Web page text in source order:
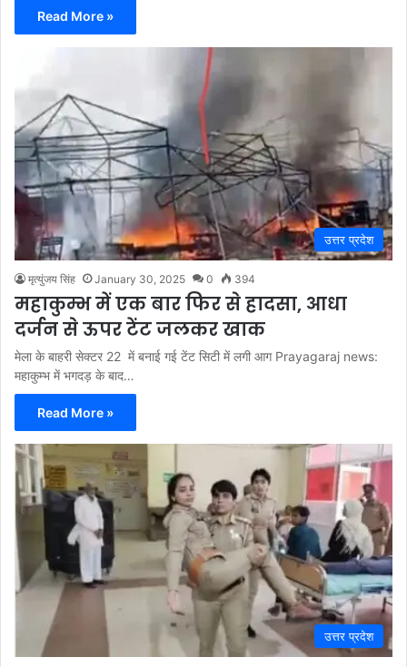
Read More »
उत्तर प्रदेश
मृत्युंजय सिंह January 30, 2025 0 394
महाकुम्भ में एक बार फिर से हादसा, आधा
दर्जन से ऊपर टेंट जलकर खाक
मेला के बाहरी सेक्टर 22 में बनाई गई टेंट सिटी में लगी आग Prayagaraj news:
महाकुम्भ में भगदड़ के बाद…
Read More »
उत्तर प्रदेश